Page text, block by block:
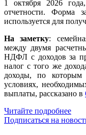
1 октября 2026
отчетности. Форма
используется для
На заметку:
между двумя
НДФЛ с доходов за
налог с того же
доходы, по
условиях,
выплаты, рассказано в
Читайте подробнее
Подписаться на